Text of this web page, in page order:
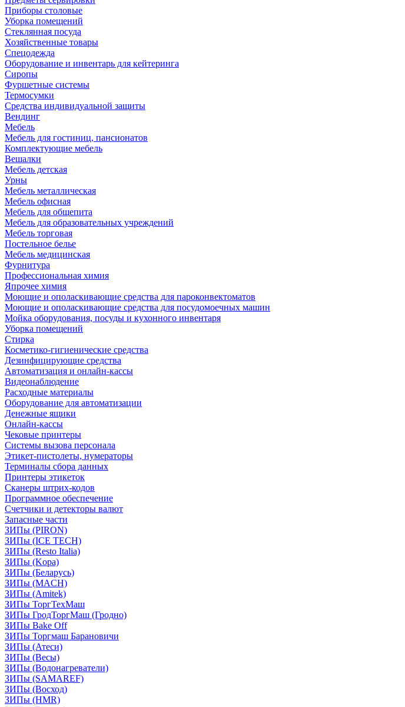
Приборы столовые
Уборка помещений
Стеклянная посуда
Хозяйственные товары
Спецодежда
Оборудование и инвентарь для кейтеринга
Сиропы
Фуршетные системы
Термосумки
Средства индивидуальной защиты
Вендинг
Мебель
Мебель для гостиниц, пансионатов
Комплектующие мебель
Вешалки
Мебель детская
Урны
Мебель металлическая
Мебель офисная
Мебель для общепита
Мебель для образовательных учреждений
Мебель торговая
Постельное белье
Мебель медицинская
Фурнитура
Профессиональная химия
Япрочее химия
Моющие и ополаскивающие средства для пароконвектоматов
Моющие и ополаскивающие средства для посудомоечных машин
Мойка оборудования, посуды и кухонного инвентаря
Уборка помещений
Стирка
Косметико-гигиенические средства
Дезинфицирующие средства
Автоматизация и онлайн-кассы
Видеонаблюдение
Расходные материалы
Оборудование для автоматизации
Денежные ящики
Онлайн-кассы
Чековые принтеры
Системы вызова персонала
Этикет-пистолеты, нумераторы
Терминалы сбора данных
Принтеры этикеток
Сканеры штрих-кодов
Программное обеспечение
Счетчики и детекторы валют
Запасные части
ЗИПы (PIRON)
ЗИПы (ICE TECH)
ЗИПы (Resto Italia)
ЗИПы (Kopa)
ЗИПы (Беларусь)
ЗИПы (MACH)
ЗИПы (Amitek)
ЗИПы ТоргТехМаш
ЗИПы ГродТоргМаш (Гродно)
ЗИПы Bake Off
ЗИПы Торгмаш Барановичи
ЗИПы (Атеси)
ЗИПы (Весы)
ЗИПы (Водонагреватели)
ЗИПы (SAMAREF)
ЗИПы (Восход)
ЗИПы (HMR)